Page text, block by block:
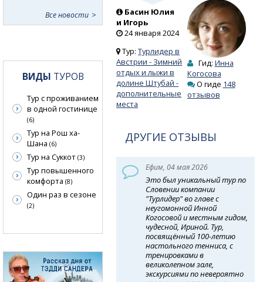
Басин Юлия
и Игорь
24 января 2024
Тур:Турлидер в
Австрии - Зимний
отдых и лыжи в
долине Штубай -
дополнительные
места
Гид: Инна
Когосова
О гиде 148
отзывов
ДРУГИЕ ОТЗЫВЫ
Ефим, 04 мая 2026
Это был уникальный тур по
Словении компании
"Турлидер" во главе с
неугомонной Инной
Когосовой и местным гидом,
чудесной, Ириной. Тур,
посвящённый 100-летию
настольного тенниса, с
тренировками в
великолепном зале,
экскурсиями по невероятно
Все новости
ВИДЫ ТУРОВ
Тур с проживанием
в одной гостинице
(6)
Тур на Рош ха-
Шана (6)
Тур на Суккот (3)
Тур повышенного
комфорта (8)
Один раз в сезоне
(2)